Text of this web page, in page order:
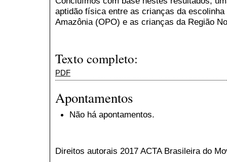
aptidão física entre as crianças da
Amazônia (OPO) e as crianças da Região
Texto completo:
PDF
Apontamentos
Não há apontamentos.
Direitos autorais 2017 ACTA Brasileira do